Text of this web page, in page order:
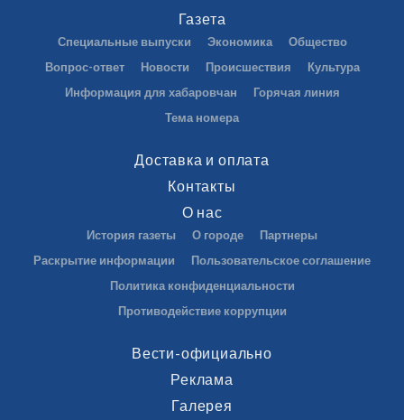
Газета
Специальные выпуски Экономика
Общество
Вопрос-ответ
Новости Происшествия
Культура
Информация для хабаровчан
Горячая линия
Тема номера
Доставка и оплата
Контакты
О нас
История газеты О городе
Партнеры
Раскрытие информации
Пользовательское соглашение
Политика конфиденциальности
Противодействие коррупции
Вести-официально
Реклама
Галерея